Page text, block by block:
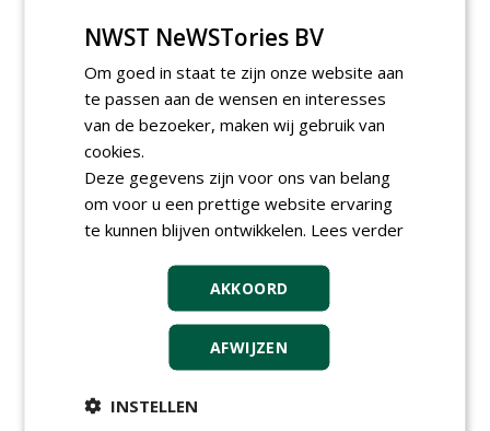
06-08-2026, Ven Zelderheide
Boomtotaalzorg32-40 uur
30-07-2026, Schalkwijk
Boominspecteur bij
30-07-2026, Schalkwijk
Teamleider Kwekerij &
Ontwikkeling bij Diamant
Adviseur openbaar groen,
sportvelden & golfbanen bij
Vos Capelle
meer Groene Banen
NWST NeWSTories BV
Om goed in staat te zijn onze website aan
te passen aan de wensen en interesses
van de bezoeker, maken wij gebruik van
cookies.
Deze gegevens zijn voor ons van belang
om voor u een prettige website ervaring
te kunnen blijven ontwikkelen. Lees verder
AKKOORD
AFWIJZEN
INSTELLEN